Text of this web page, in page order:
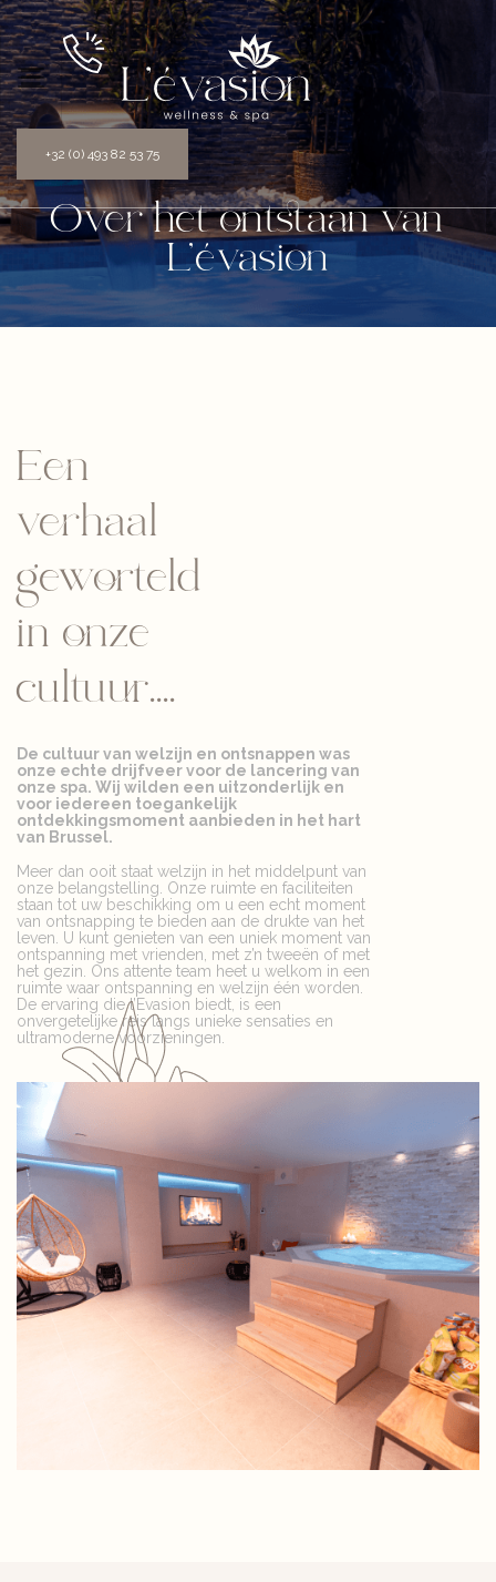
+32 (0) 493 82 53 75
Over het ontstaan van
L’évasion
Een
verhaal
geworteld
in onze
cultuur....
De cultuur van welzijn en ontsnappen was
onze echte drijfveer voor de lancering van
onze spa. Wij wilden een uitzonderlijk en
voor iedereen toegankelijk
ontdekkingsmoment aanbieden in het hart
van Brussel.
Meer dan ooit staat welzijn in het middelpunt van
onze belangstelling. Onze ruimte en faciliteiten
staan tot uw beschikking om u een echt moment
van ontsnapping te bieden aan de drukte van het
leven. U kunt genieten van een uniek moment van
ontspanning met vrienden, met z’n tweeën of met
het gezin. Ons attente team heet u welkom in een
ruimte waar ontspanning en welzijn één worden.
De ervaring die l’Evasion biedt, is een
onvergetelijke reis langs unieke sensaties en
ultramoderne voorzieningen.